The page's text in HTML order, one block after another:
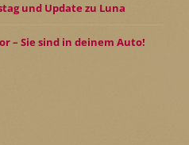
und Update zu Luna
– Sie sind in deinem Auto!